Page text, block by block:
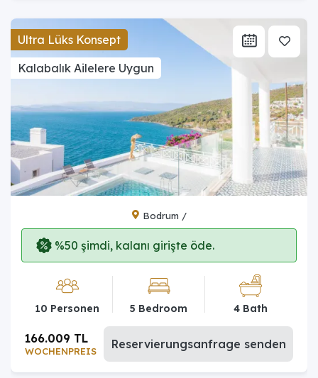
Ultra Lüks Konsept
Kalabalık Ailelere Uygun
Bodrum /
%50 şimdi, kalanı girişte öde.
10 Personen 5 Bedroom 4 Bath
WOCHENPREIS
166.009 TL Reservierungsanfrage senden